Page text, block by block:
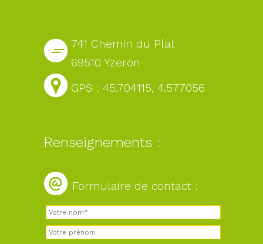
741 Chemin du Plat
69510 Yzeron
GPS : 45.704115, 4.577056
Renseignements :
Formulaire de contact :